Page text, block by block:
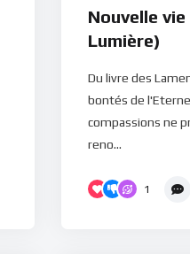
Nouvelle
Lumière)
Du livre des
bontés de
compassions ne
reno...
1